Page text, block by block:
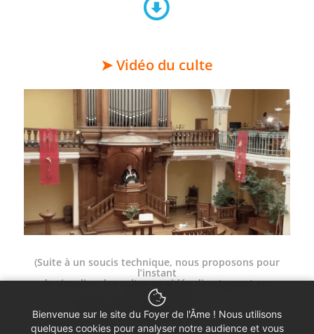
➤ Vidéo du culte
(Suite à un soucis technique, nous proposons pour
l’instant
de visualiser les cultes en vidéo directement sur
Facebook,
en cliquant sur l’image
compréhension.)
Bienvenue sur le site du Foyer de l'Âme ! Nous utilisons
quelques cookies pour analyser notre audience et vous